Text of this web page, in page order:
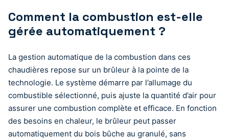
Comment la combustion est-elle
gérée automatiquement ?
La gestion automatique de la combustion dans ces
chaudières repose sur un brûleur à la pointe de la
technologie. Le système démarre par l’allumage du
combustible sélectionné, puis ajuste la quantité d’air pour
assurer une combustion complète et efficace. En fonction
des besoins en chaleur, le brûleur peut passer
automatiquement du bois bûche au granulé, sans